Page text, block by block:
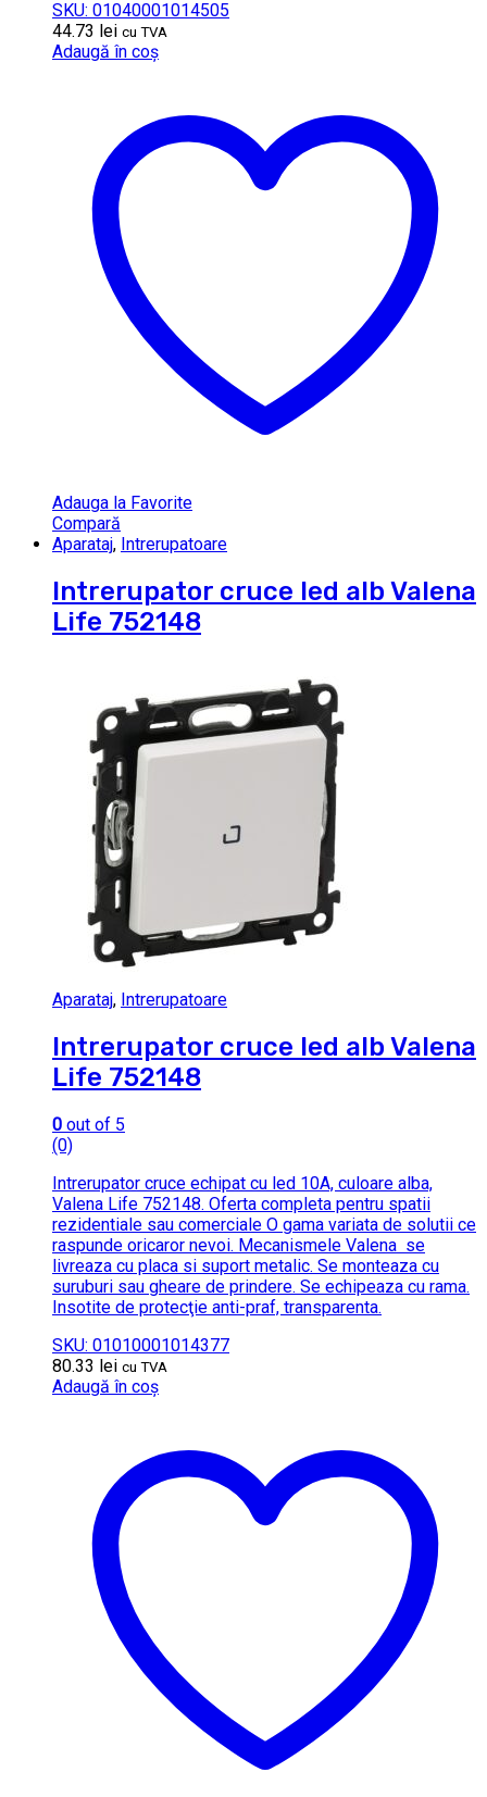
SKU: 01040001014505
44.73 lei cu TVA
Adaugă în coș
Adauga la Favorite
Compară
Aparataj, Intrerupatoare
Intrerupator cruce led alb Valena
Life 752148
Aparataj, Intrerupatoare
Intrerupator cruce led alb Valena
Life 752148
0 out of 5
(0)
Intrerupator cruce echipat cu led 10A, culoare alba,
Valena Life 752148. Oferta completa pentru spatii
rezidentiale sau comerciale O gama variata de solutii ce
raspunde oricaror nevoi. Mecanismele Valena se
livreaza cu placa si suport metalic. Se monteaza cu
suruburi sau gheare de prindere. Se echipeaza cu rama.
Insotite de protecţie anti-praf, transparenta.
SKU: 01010001014377
80.33 lei cu TVA
Adaugă în coș